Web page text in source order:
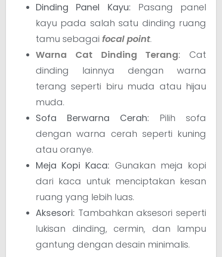
Dinding Panel Kayu: Pasang panel
kayu pada salah satu dinding ruang
tamu sebagai focal point.
Warna Cat Dinding Terang: Cat
dinding lainnya dengan warna
terang seperti biru muda atau hijau
muda.
Sofa Berwarna Cerah: Pilih sofa
dengan warna cerah seperti kuning
atau oranye.
Meja Kopi Kaca: Gunakan meja kopi
dari kaca untuk menciptakan kesan
ruang yang lebih luas.
Aksesori: Tambahkan aksesori seperti
lukisan dinding, cermin, dan lampu
gantung dengan desain minimalis.